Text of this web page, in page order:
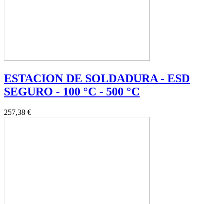
ESTACION DE SOLDADURA - ESD
SEGURO - 100 °C - 500 °C
257,38 €